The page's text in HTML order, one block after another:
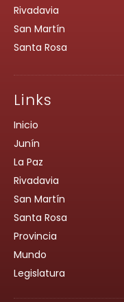
Rivadavia
San Martín
Santa Rosa
Links
Inicio
Junín
La Paz
Rivadavia
San Martín
Santa Rosa
Provincia
Mundo
Legislatura